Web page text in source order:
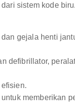
sistem kode
gejala henti
defibrillator,
memberikan